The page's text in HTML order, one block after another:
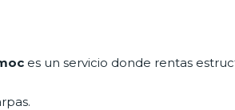
es un servicio donde rentas